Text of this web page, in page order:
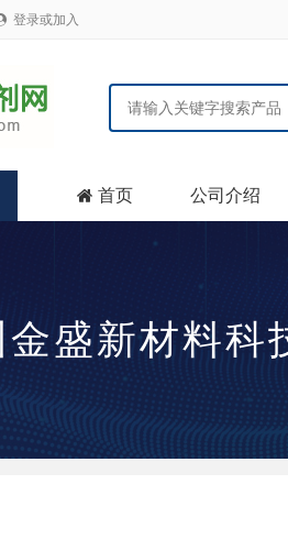
登录或加入
 首页 公司介绍
盛新材料科